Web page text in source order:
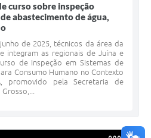
curso sobre inspeção
abastecimento de água,
de 2025, técnicos da área da
integram as regionais de Juína e
de Inspeção em Sistemas de
Consumo Humano no Contexto
promovido pela Secretaria de